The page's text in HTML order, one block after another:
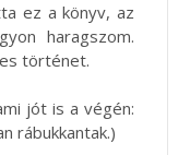
ez a könyv, az
haragszom.
történet.
jót is a végén:
rábukkantak.)